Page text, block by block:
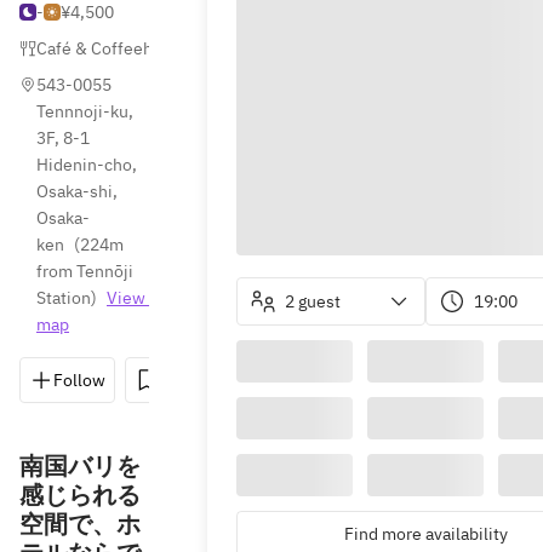
-
¥4,500
Café & Coffeehouse
543-0055
Tennnoji-ku,
3F, 8-1
Hidenin-cho,
Osaka-shi,
Osaka-
ken (224m
from Tennōji
Station) View
map
Follow Share Directions 06-
南国バリを
感じられる
空間で、ホ
2 guest 19:00
Find more availability